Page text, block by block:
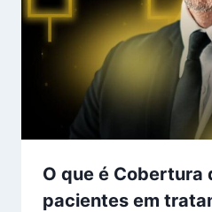
O que é Cobertura
pacientes em